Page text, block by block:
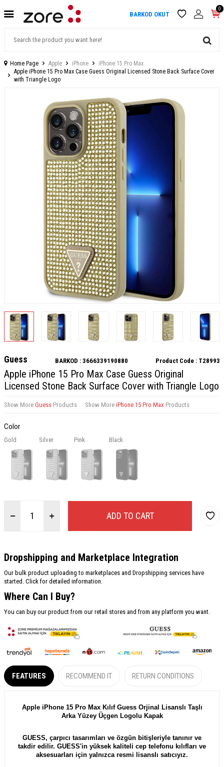
BARKOD OKUT
0
Home Page Apple iPhone
iPhone 15 Pro Max
Apple iPhone 15 Pro Max Case Guess Original Licensed Stone Back Surface Cover
with Triangle Logo
Guess BARKOD : 3666339190880 Product Code : T28993
Apple iPhone 15 Pro Max Case Guess Original
Licensed Stone Back Surface Cover with Triangle Logo
Show More Guess Products Show More iPhone 15 Pro Max Products
Color
Gold Silver Pink Black
ADD TO CART
Dropshipping and Marketplace Integration
Our bulk product uploading to marketplaces and Dropshipping services have
started. Click for detailed information.
Where Can I Buy?
You can buy our product from our retail stores and from any platform you want.
FEATURES RECOMMEND IT RETURN CONDITIONS
Apple iPhone 15 Pro Max Kılıf Guess Orjinal Lisanslı Taşlı
Arka Yüzey Üçgen Logolu Kapak
GUESS, çarpıcı tasarımları ve özgün bitişleriyle tanınır ve
takdir edilir. GUESS'in yüksek kaliteli cep telefonu kılıfları ve
aksesuarları için yalnızca resmi lisanslı satıcıyız.